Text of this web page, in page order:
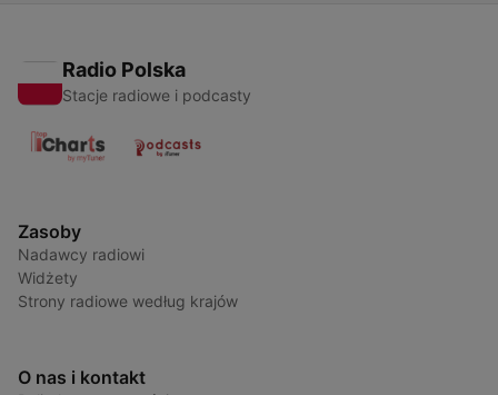
Radio Polska
Stacje radiowe i podcasty
Zasoby
Nadawcy radiowi
Widżety
Strony radiowe według krajów
O nas i kontakt